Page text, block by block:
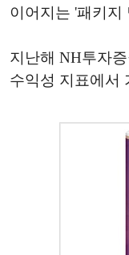
이어지는 '패키지
지난해 NH투자
수익성 지표에서